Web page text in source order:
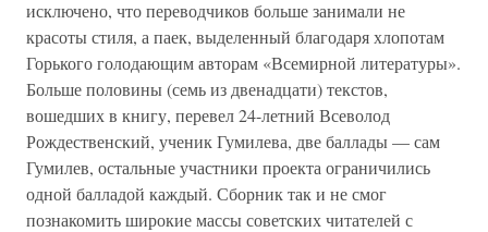
исключено, что переводчиков больше занимали не
красоты стиля, а паек, выделенный благодаря хлопотам
Горького голодающим авторам «Всемирной литературы».
Больше половины (семь из двенадцати) текстов,
вошедших в книгу, перевел 24-летний Всеволод
Рождественский, ученик Гумилева, две баллады — сам
Гумилев, остальные участники проекта ограничились
одной балладой каждый. Сборник так и не смог
познакомить широкие массы советских читателей с